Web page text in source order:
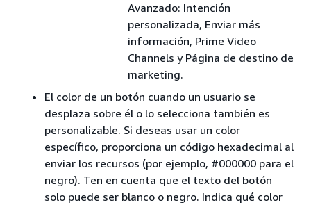
Avanzado: Intención
personalizada, Enviar más
información, Prime Video
Channels y Página de destino de
marketing.
El color de un botón cuando un usuario se
desplaza sobre él o lo selecciona también es
personalizable. Si deseas usar un color
específico, proporciona un código hexadecimal al
enviar los recursos (por ejemplo, #000000 para el
negro). Ten en cuenta que el texto del botón
solo puede ser blanco o negro. Indica qué color